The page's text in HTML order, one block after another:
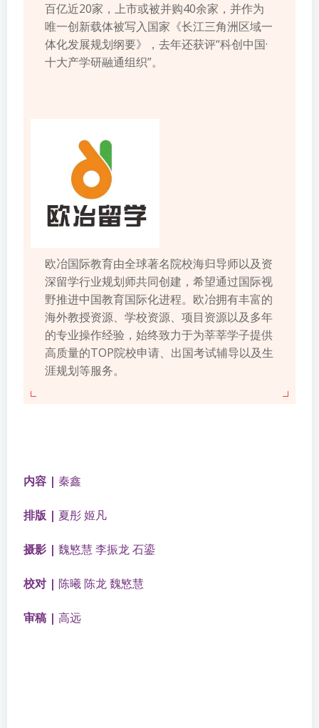
百亿近20家，上市或被并购40余家，并作为
唯一创新载体被写入国家《长江三角洲区域一
体化发展规划纲要》，去年还获评“科创中国·
十大产学研融通组织”。
欧冶国际教育由全球著名院校海归导师以及资
深留学行业规划师共同创建，希望通过国际视
野推进中国教育国际化进程。欧冶拥有丰富的
海外教授资源、学校资源、项目资源以及多年
的专业操作经验，始终致力于为莘莘学子提供
高质量的TOP院校申请、出国考试辅导以及生
涯规划等服务。
内容 | 秦鑫
排版 | 夏彤 姬凡
摄影 | 魏慜慧 李振龙 石鎏
校对 | 陈曦 陈龙 魏慜慧
审稿 | 高远